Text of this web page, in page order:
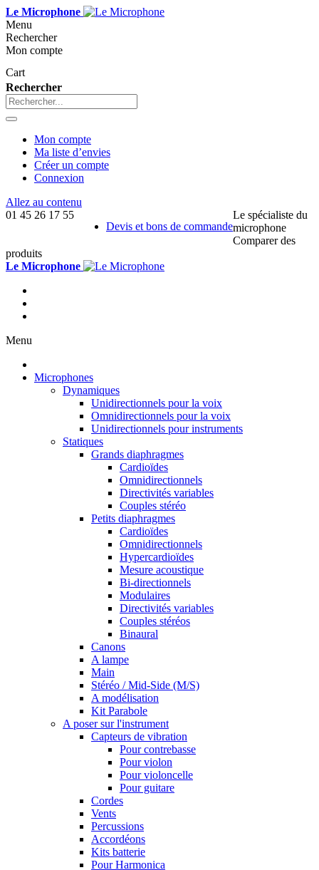
Le Microphone
Menu
Rechercher
Mon compte
Cart
Rechercher
Mon compte
Ma liste d’envies
Créer un compte
Connexion
Allez au contenu
01 45 26 17 55
Devis et bons de commande
Le spécialiste du
microphone
Comparer des
produits
Le Microphone
Menu
Microphones
Dynamiques
Unidirectionnels pour la voix
Omnidirectionnels pour la voix
Unidirectionnels pour instruments
Statiques
Grands diaphragmes
Cardioïdes
Omnidirectionnels
Directivités variables
Couples stéréo
Petits diaphragmes
Cardioïdes
Omnidirectionnels
Hypercardioïdes
Mesure acoustique
Bi-directionnels
Modulaires
Directivités variables
Couples stéréos
Binaural
Canons
A lampe
Main
Stéréo / Mid-Side (M/S)
A modélisation
Kit Parabole
A poser sur l'instrument
Capteurs de vibration
Pour contrebasse
Pour violon
Pour violoncelle
Pour guitare
Cordes
Vents
Percussions
Accordéons
Kits batterie
Pour Harmonica